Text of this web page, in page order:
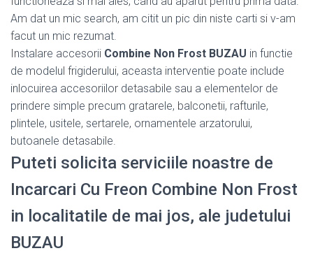
Am dat un mic search, am citit un pic din niste carti si v-am
facut un mic rezumat.
Instalare accesorii Combine Non Frost BUZAU in functie
de modelul frigiderului, aceasta interventie poate include
inlocuirea accesoriilor detasabile sau a elementelor de
prindere simple precum gratarele, balconetii, rafturile,
plintele, usitele, sertarele, ornamentele arzatorului,
butoanele detasabile.
Puteti solicita serviciile noastre de
Incarcari Cu Freon Combine Non Frost
in localitatile de mai jos, ale judetului
BUZAU